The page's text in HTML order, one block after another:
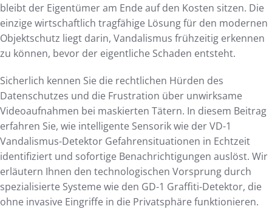
bleibt der Eigentümer am Ende auf den Kosten sitzen. Die
einzige wirtschaftlich tragfähige Lösung für den modernen
Objektschutz liegt darin, Vandalismus frühzeitig erkennen
zu können, bevor der eigentliche Schaden entsteht.
Sicherlich kennen Sie die rechtlichen Hürden des
Datenschutzes und die Frustration über unwirksame
Videoaufnahmen bei maskierten Tätern. In diesem Beitrag
erfahren Sie, wie intelligente Sensorik wie der VD-1
Vandalismus-Detektor Gefahrensituationen in Echtzeit
identifiziert und sofortige Benachrichtigungen auslöst. Wir
erläutern Ihnen den technologischen Vorsprung durch
spezialisierte Systeme wie den GD-1 Graffiti-Detektor, die
ohne invasive Eingriffe in die Privatsphäre funktionieren.